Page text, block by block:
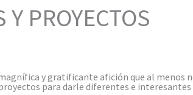
PROYECTOS
y gratificante afición que al menos
para darle diferentes e